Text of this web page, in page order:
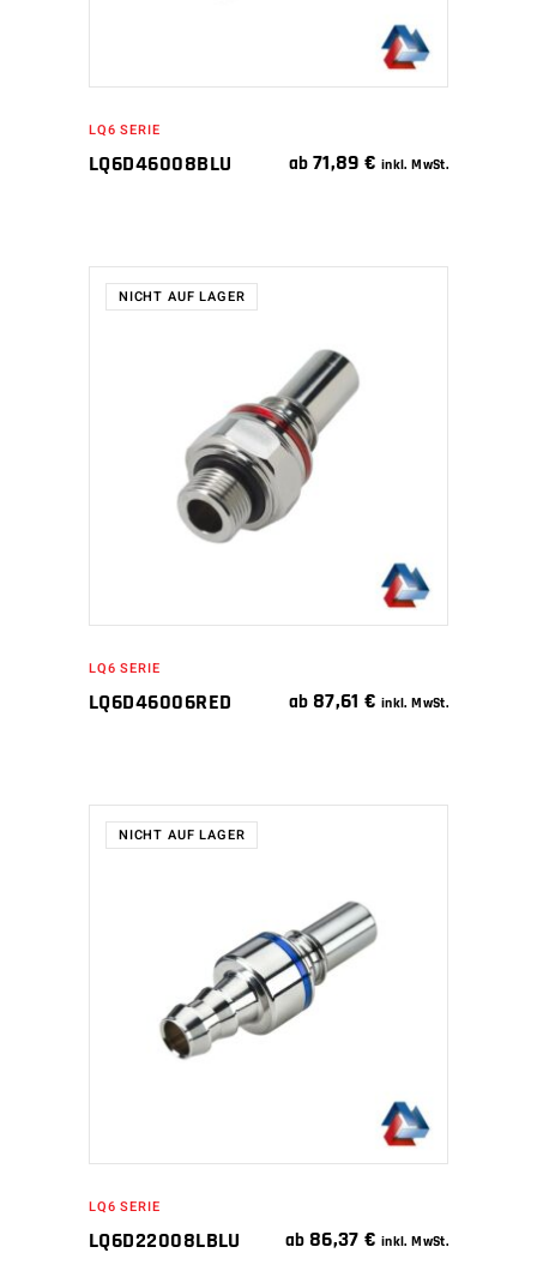
LQ6 SERIE
LQ6D46008BLU ab 71,89€ inkl. MwSt.
NICHT AUF LAGER
WEITERLESEN
LQ6 SERIE
LQ6D46006RED ab 87,61€ inkl. MwSt.
NICHT AUF LAGER
WEITERLESEN
LQ6 SERIE
LQ6D22008LBLU ab 86,37€ inkl. MwSt.